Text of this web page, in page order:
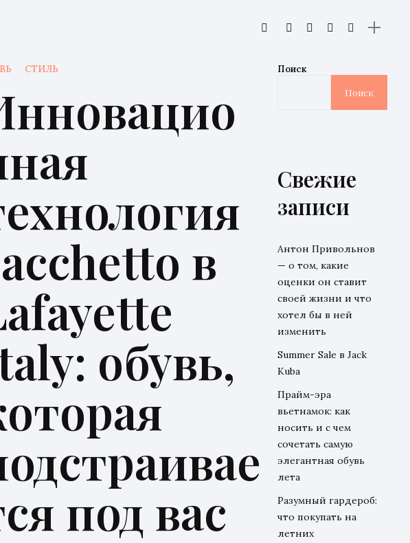
СТИЛЬ
в
обувь,
под вас
Поиск
Поиск
Свежие
записи
Антон Привольнов
— о том, какие
оценки он ставит
своей жизни и что
хотел бы в ней
изменить
Summer Sale в Jack
Kuba
Прайм-эра
вьетнамок: как
носить и с чем
сочетать самую
элегантная обувь
лета
Разумный гардероб:
что покупать на
летних